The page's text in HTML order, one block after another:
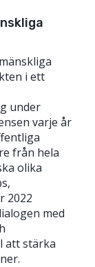
i ett
under
varje år
från hela
olika
2022
med
att stärka